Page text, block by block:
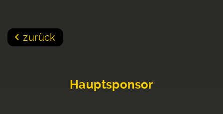
zurück
Hauptsponsor